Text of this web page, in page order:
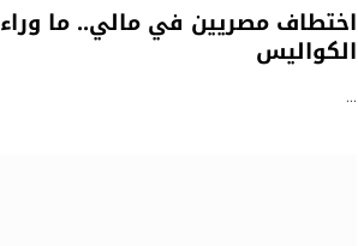
اختطاف مصريين في مالي.. ما وراء
الكواليس
…